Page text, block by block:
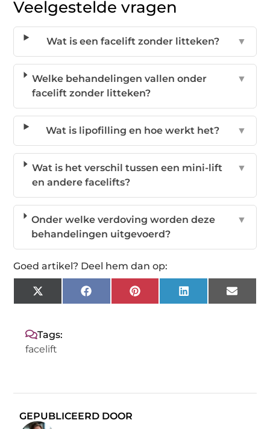
Veelgestelde vragen
Wat is een facelift zonder litteken? ▼
Welke behandelingen vallen onder
facelift zonder litteken?
▼
Wat is lipofilling en hoe werkt het? ▼
Wat is het verschil tussen een mini-lift
en andere facelifts?
▼
Onder welke verdoving worden deze
behandelingen uitgevoerd?
▼
Goed artikel? Deel hem dan op:
X
(Twitter)
FacebookPinterestLinkedIn Email
Tags:
facelift
GEPUBLICEERD DOOR